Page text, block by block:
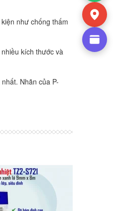
như chống thấm
kích thước và
Nhãn của P-